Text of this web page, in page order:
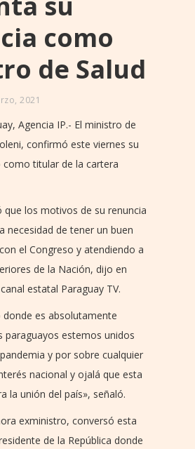
como
de Salud
2021
Agencia IP.- El ministro de
confirmó este viernes su
como titular de la cartera
que los motivos de su renuncia
necesidad de tener un buen
el Congreso y atendiendo a
de la Nación, dijo en
estatal Paraguay TV.
donde es absolutamente
paraguayos estemos unidos
y por sobre cualquier
nacional y ojalá que esta
la unión del país», señaló.
exministro, conversó esta
de la República donde